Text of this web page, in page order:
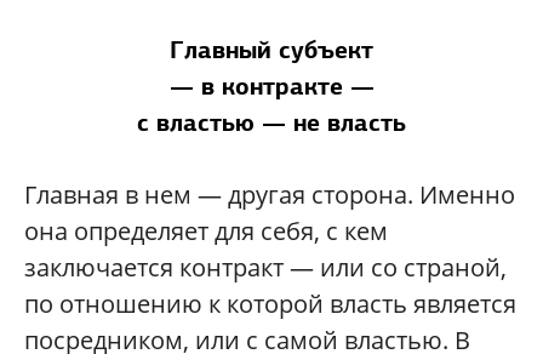
Главный субъект
— в контракте —
с властью — не власть
Главная в нем — другая сторона. Именно
она определяет для себя, с кем
заключается контракт — или со страной,
по отношению к которой власть является
посредником, или с самой властью. В